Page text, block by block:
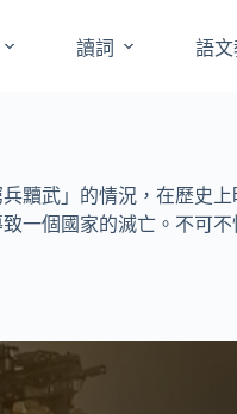
讀詞 語文
黷武」的情況，在歷史
一個國家的滅亡。不可不